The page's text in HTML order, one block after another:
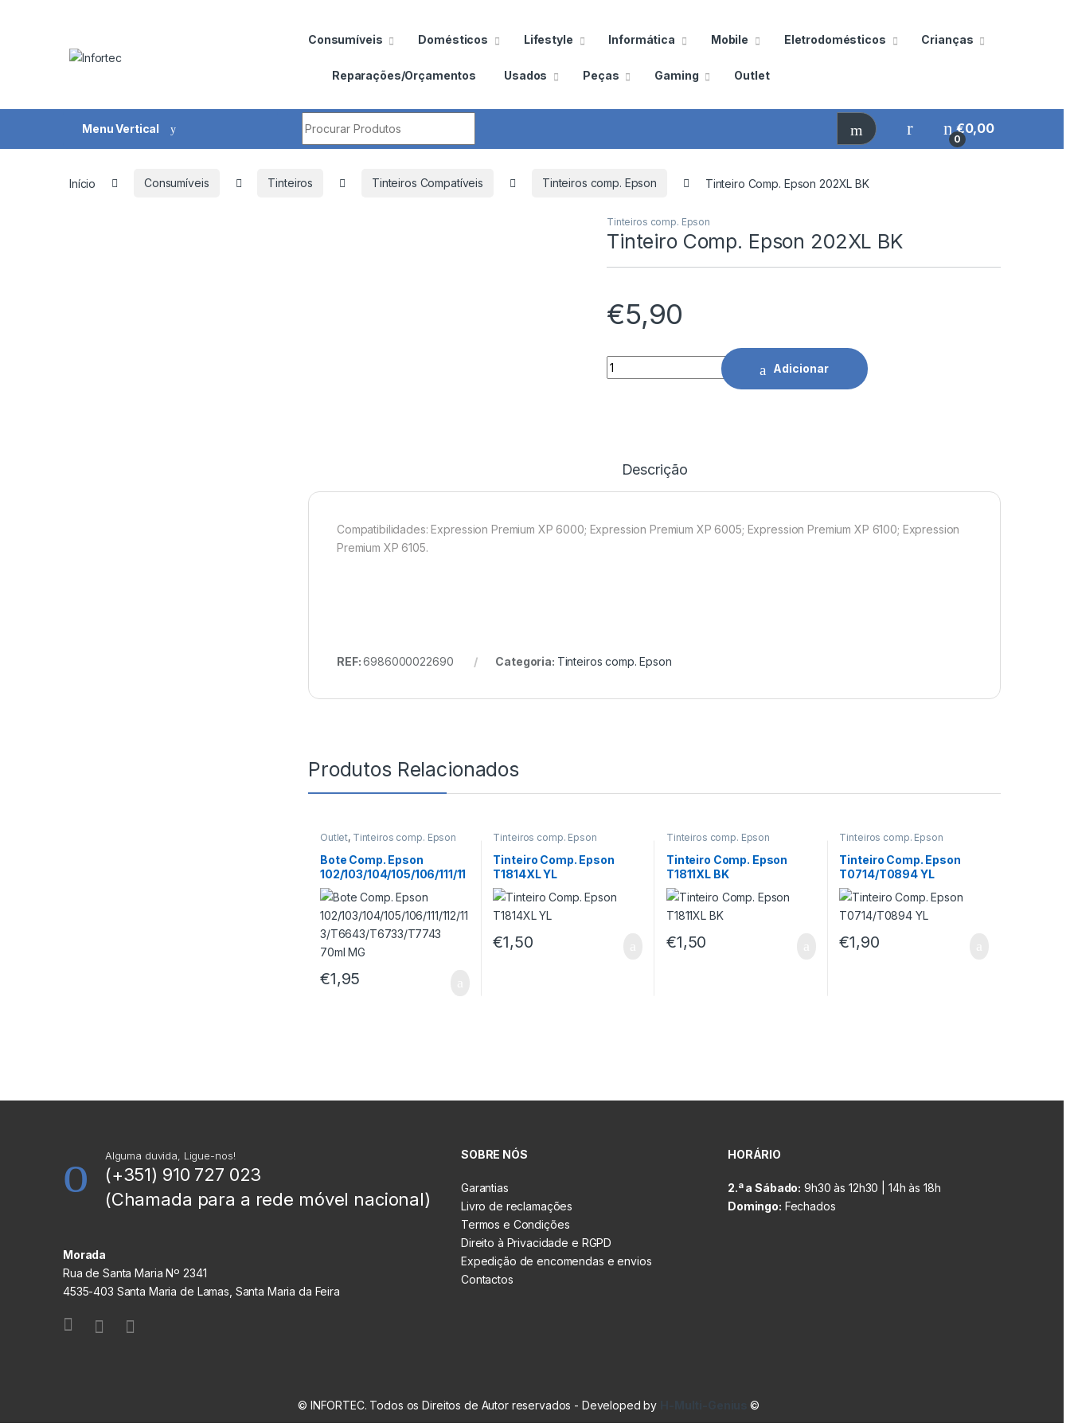
Consumíveis Domésticos Lifestyle Informática Mobile Eletrodomésticos Crianças
Reparações/Orçamentos Usados Peças Gaming Outlet
Menu Vertical
0
€0,00
Início Consumíveis Tinteiros Tinteiros Compatíveis Tinteiros comp. Epson Tinteiro Comp. Epson 202XL BK
Tinteiros comp. Epson
Tinteiro Comp. Epson 202XL BK
€5,90
Tinteiro Comp. Epson 202XL BK quantidade
Adicionar
Descrição
Compatibilidades: Expression Premium XP 6000; Expression Premium XP 6005; Expression Premium XP 6100; Expression
Premium XP 6105.
REF:6986000022690 Categoria: Tinteiros comp. Epson
Produtos Relacionados
Outlet, Tinteiros comp. Epson
Bote Comp. Epson
102/103/104/105/106/111/11
2/113/T6643/T6733/T774
3 70ml MG
€1,95
Tinteiros comp. Epson
Tinteiro Comp. Epson
T1814XL YL
€1,50
Tinteiros comp. Epson
Tinteiro Comp. Epson
T1811XL BK
€1,50
Tinteiros comp. Epson
Tinteiro Comp. Epson
T0714/T0894 YL
€1,90
Alguma duvida, Ligue-nos!
(+351) 910 727 023
(Chamada para a rede móvel nacional)
Morada
Rua de Santa Maria Nº 2341
4535-403 Santa Maria de Lamas, Santa Maria da Feira
SOBRE NÓS
Garantias
Livro de reclamações
Termos e Condições
Direito à Privacidade e RGPD
Expedição de encomendas e envios
Contactos
HORÁRIO
2.ª a Sábado: 9h30 às 12h30 | 14h às 18h
Domingo: Fechados
© INFORTEC. Todos os Direitos de Autor reservados - Developed by ©